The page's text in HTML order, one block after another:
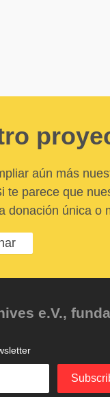
aún más
te parece que
donación única o
e.V.,